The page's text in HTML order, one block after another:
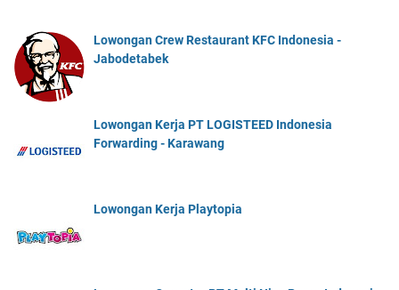
Lowongan Crew Restaurant KFC Indonesia -
Jabodetabek
Lowongan Kerja PT LOGISTEED Indonesia
Forwarding - Karawang
Lowongan Kerja Playtopia